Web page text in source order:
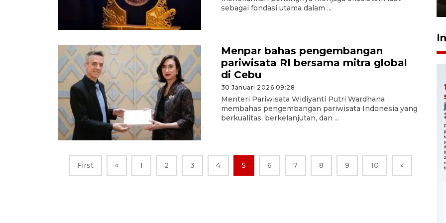
sebagai fondasi utama dalam ...
Menpar bahas pengembangan
pariwisata RI bersama mitra global
di Cebu
30 Januari 2026 09:28
Menteri Pariwisata Widiyanti Putri Wardhana
membahas pengembangan pariwisata Indonesia yang
berkualitas, berkelanjutan, dan ...
First « 1 2 3 4 5 6 7 8 9 10 »
23 Juli 2026 14:28